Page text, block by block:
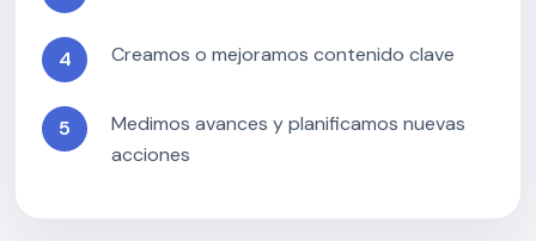
Creamos o mejoramos contenido clave
Medimos avances y planificamos nuevas
acciones